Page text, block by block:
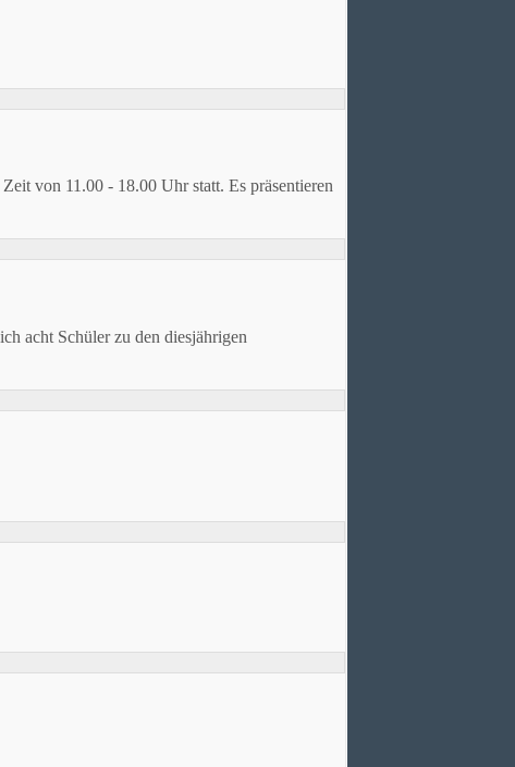
von 11.00 - 18.00 Uhr statt. Es präsentieren
acht Schüler zu den diesjährigen